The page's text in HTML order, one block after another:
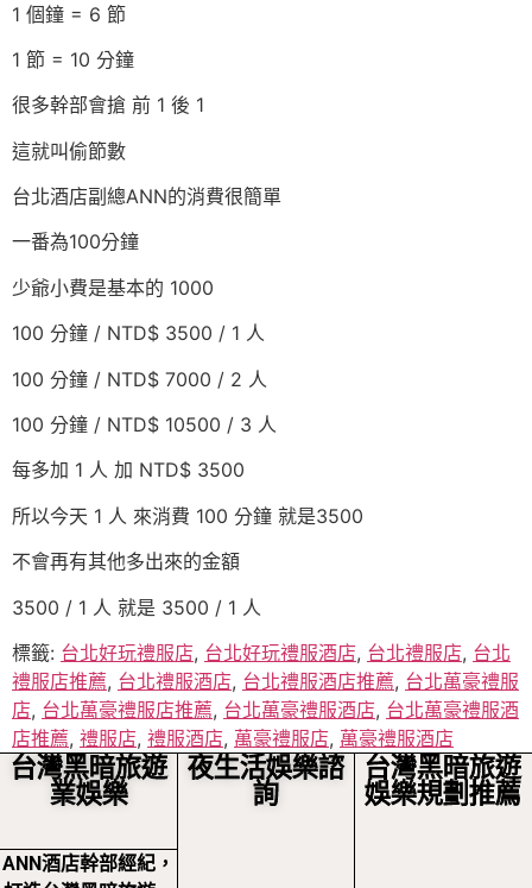
1 個鐘 = 6 節
1 節 = 10 分鐘
很多幹部會搶 前 1 後 1
這就叫偷節數
台北酒店副總ANN的消費很簡單
一番為100分鐘
少爺小費是基本的 1000
100 分鐘 / NTD$ 3500 / 1 人
100 分鐘 / NTD$ 7000 / 2 人
100 分鐘 / NTD$ 10500 / 3 人
每多加 1 人 加 NTD$ 3500
所以今天 1 人 來消費 100 分鐘 就是3500
不會再有其他多出來的金額
3500 / 1 人 就是 3500 / 1 人
標籤: 台北好玩禮服店, 台北好玩禮服酒店, 台北禮服店, 台北
禮服店推薦, 台北禮服酒店, 台北禮服酒店推薦, 台北萬豪禮服
店, 台北萬豪禮服店推薦, 台北萬豪禮服酒店, 台北萬豪禮服酒
店推薦, 禮服店, 禮服酒店, 萬豪禮服店, 萬豪禮服酒店
台灣黑暗旅遊
業娛樂
ANN酒店幹部經紀，
夜生活娛樂諮
詢
台灣黑暗旅遊
娛樂規劃推薦